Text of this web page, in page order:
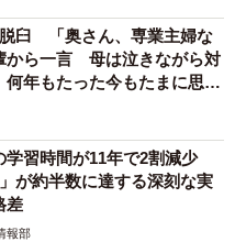
や測定方法は多様な定義
短い橋の一つ」といって
は、「日本唯一、走り幅
引用ですね。本当その通
臼 「奥さん、専業主婦な
から一言 母は泣きながら対
年もたった今もたまに思い
学習時間が11年で2割減少
が約半数に達する深刻な実
差
報部